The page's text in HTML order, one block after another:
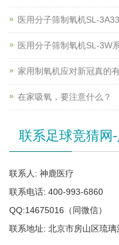
医用分子筛制氧机SL-
医用分子筛制氧机SL-3W
家用制氧机应对新冠真的
在家吸氧，要注意什么？
联系足球竞猜网-
联系人: 神鹿医疗
联系电话: 400-993-6860
QQ:14675016（同微信）
联系地址: 北京市房山区琉璃